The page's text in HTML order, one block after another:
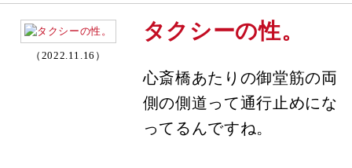
（2022.11.16）
タクシーの性。
心斎橋あたりの御堂筋の両
側の側道って通行止めにな
ってるんですね。